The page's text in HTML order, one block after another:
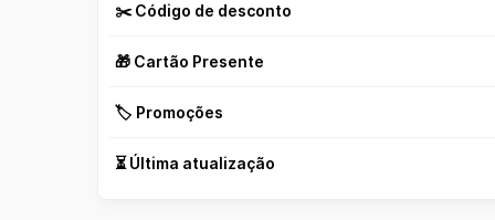
✂️ Código de desconto
🎁 Cartão Presente
🏷️ Promoções
⏳ Última atualização